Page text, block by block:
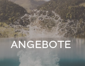
ANGEBOTE